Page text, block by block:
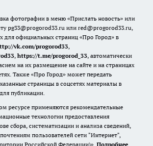
фотографии в меню «Прислать новость» или
pg33@progorod33.ru или red@progorod33.ru,
для официальных страниц «Про Город» в
vk.com/progorod33,
, https://t.me/progorod_33, автоматически
на их размещение на сайте и на страницах
Также «Про Город» может передать
страницы в соцсетях материалы в
публикации.
ресурсе применяются рекомендательные
технологии предоставления
сбора, систематизации и анализа сведений,
пользователей сети "Интернет",
Российской Федерации)». Подробнее